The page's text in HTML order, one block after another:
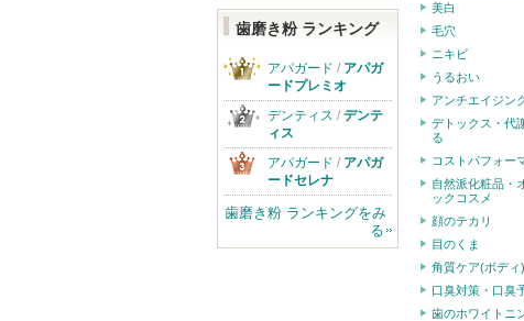
美白
毛穴
ニキビ
うるおい
アンチエイジン
デトックス・代
る
コストパフォー
自然派化粧品・
ックコスメ
顔のテカリ
目のくま
角質ケア(ボディ)
口臭対策・口臭
歯のホワイトニ
歯磨き粉 ランキング
アパガード / アパガ
ードプレミオ
デンティス / デンテ
ィス
アパガード / アパガ
ードセレナ
歯磨き粉 ランキングをみ
る